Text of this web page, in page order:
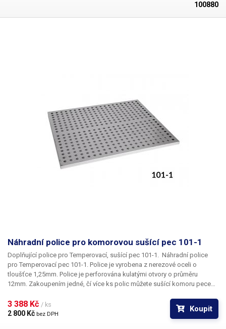
infračerveným zářením a horkým vzduchem - konvekčním ohřevem.
předehřev, reflow popřípadě temperování. Následné ochlazení zajišťuje
chladící zóna pomocí tří 11 cm ventilátorů (chlazení probíhá shora i
zespodu). Displej zobrazuje přetavovací křiku plně graficky. Rychlost
pohybu pásového dopravníku je kontrolována nezávisle na zvoleném
teplotném profilu. Přednastavené pájecí profily jsou připraveny pro
pájecí slitiny: 85Sn/15Pb, 70Sn/30Pb, 63SN/37Pb, 60Sn/40Pb, Sn/Ag3.5,
Sn/Cu.75, Sn/Ag4.0/Cu.5, Sn95.5/A53.8/Cu0.7, Sn/Ag2.5/Cu.8/Sb.5,
100880
Náhradní police pro komorovou sušící pec 101-1
Doplňující police pro Temperovací, sušící pec 101-1.
pro Temperovací pec 101-1. Police je vyrobena z nerezové oceli o
tloušťce 1,25mm. Police je perforována kulatými otvory o průměru
12mm. Zakoupením jedné, čí více ks polic můžete sušící komoru pece
menších předmětů.
3 388 Kč / ks
2 800 Kč bez DPH
Koupit